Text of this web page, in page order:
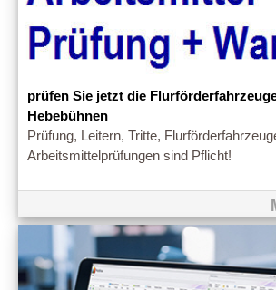
prüfen Sie jetzt die
Hebebühnen
Prüfung, Leitern, Tritte,
Arbeitsmittelprüfungen sind Pflicht!